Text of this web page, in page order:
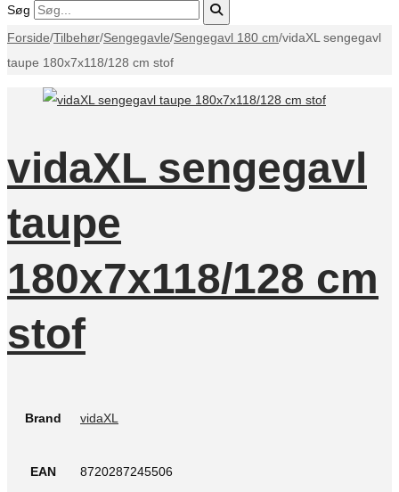
Søg
Forside/Tilbehør/Sengegavle/Sengegavl 180 cm/vidaXL sengegavl
taupe 180x7x118/128 cm stof
vidaXL sengegavl
taupe
180x7x118/128 cm
stof
Brand vidaXL
EAN 8720287245506